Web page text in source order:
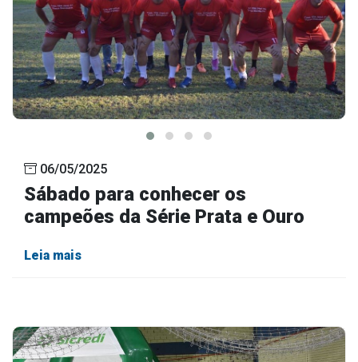
06/05/2025
Sábado para conhecer os
campeões da Série Prata e Ouro
Leia mais